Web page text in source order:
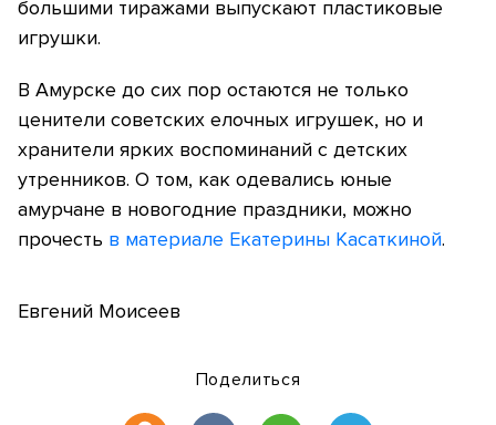
большими тиражами выпускают пластиковые
игрушки.
В Амурске до сих пор остаются не только
ценители советских елочных игрушек, но и
хранители ярких воспоминаний с детских
утренников. О том, как одевались юные
амурчане в новогодние праздники, можно
прочесть в материале Екатерины Касаткиной.
Евгений Моисеев
Поделиться